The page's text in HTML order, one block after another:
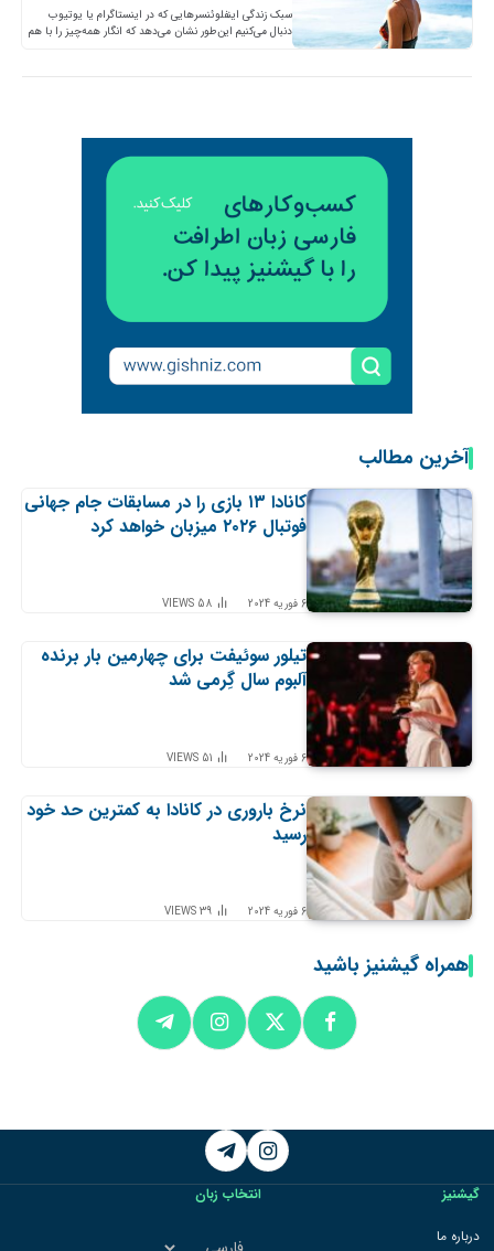
سبک زندگی اینفلوئنسرهایی که در اینستاگرام یا یوتیوب
دنبال می‌کنیم این‌طور نشان می‌دهد که انگار همه‌چیز را با هم
آخرین مطالب
کانادا ۱۳ بازی را در مسابقات جام جهانی
فوتبال ۲۰۲۶ میزبان خواهد کرد
6 فوریه 2024 58
VIEWS
تیلور سوئیفت برای چهارمین بار برنده
آلبوم سال گِرمی شد
6 فوریه 2024 51
VIEWS
نرخ باروری در کانادا به کمترین حد خود
رسید
6 فوریه 2024 39
VIEWS
همراه گیشنیز باشید
Instagram
Telegram
گیشنیز
درباره ما
انتخاب زبان
انتخاب